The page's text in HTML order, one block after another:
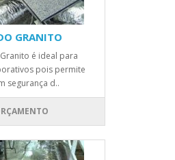
GRANITO
é ideal para
pois permite
segurança d..